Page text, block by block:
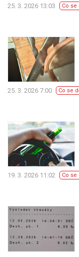
25. 3. 2026 13:03 Co se
25. 3. 2026 7:00 Co se
19. 3. 2026 11:02 Co se